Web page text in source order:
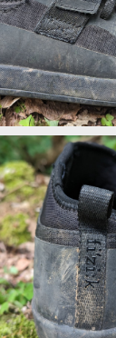
kotníku na vnitřní
kotníku na vnitřní
kotníku na vnitřní
kotníku na vnitřní
kotníku na vnitřní
absentuje
absentuje
absentuje